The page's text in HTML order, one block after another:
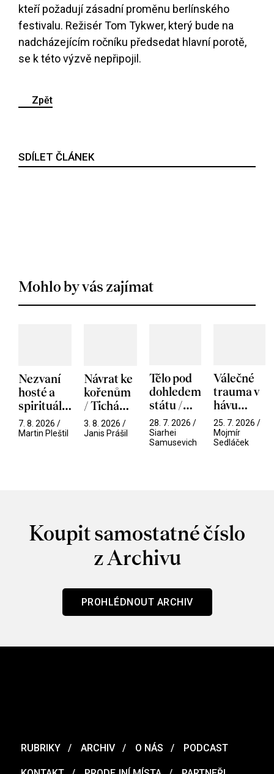
kteří požadují zásadní proměnu berlínského
festivalu. Režisér Tom Tykwer, který bude na
nadcházejícím ročníku předsedat hlavní porotě,
se k této výzvě nepřipojil.
Zpět
SDÍLET ČLÁNEK
Mohlo by vás zajímat
Nezvaní
hosté a
spirituální
narušitelé
z vesmíru
7. 8. 2026 /
Martin Pleštil
Návrat ke
kořenům
/ Tichá
přítelkyně
3. 8. 2026 /
Janis Prášil
Tělo pod
dohledem
státu /
Pramen
28. 7. 2026 /
Siarhei
Samusevich
Válečné
trauma v
hávu
spektáklu
/ Odyssea
25. 7. 2026 /
Mojmír
Sedláček
Koupit samostatné číslo
z Archivu
PROHLÉDNOUT ARCHIV
RUBRIKY ARCHIV O NÁS PODCAST